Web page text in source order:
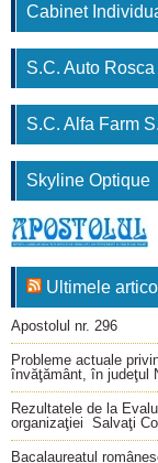
Cabinet
S.C. Auto
S.C. Alfa Farm
Skyline Optique
Ultimele
Apostolul nr. 296
Probleme actuale
învăţământ, în judeţul
Rezultatele de la
organizaţiei Salvaţi
Bacalaureatul